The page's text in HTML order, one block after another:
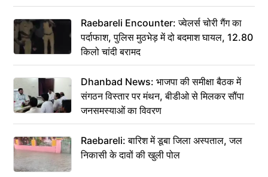
Raebareli Encounter: ज्वेलर्स चोरी गैंग का
पर्दाफाश, पुलिस मुठभेड़ में दो बदमाश घायल, 12.80
किलो चांदी बरामद
Dhanbad News: भाजपा की समीक्षा बैठक में
संगठन विस्तार पर मंथन, बीडीओ से मिलकर सौंपा
जनसमस्याओं का विवरण
Raebareli: बारिश में डूबा जिला अस्पताल, जल
निकासी के दावों की खुली पोल